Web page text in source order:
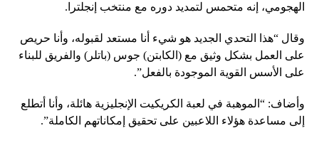
الهجومي، إنه متحمس لتمديد دوره مع منتخب إنجلترا.
وقال “هذا التحدي الجديد هو شيء أنا مستعد لقبوله، وأنا حريص
على العمل بشكل وثيق مع (الكابتن) جوس (باتلر) والفريق للبناء
على الأسس القوية الموجودة بالفعل”.
وأضاف: “الموهبة في لعبة الكريكيت الإنجليزية هائلة، وأنا أتطلع
إلى مساعدة هؤلاء اللاعبين على تحقيق إمكاناتهم الكاملة”.